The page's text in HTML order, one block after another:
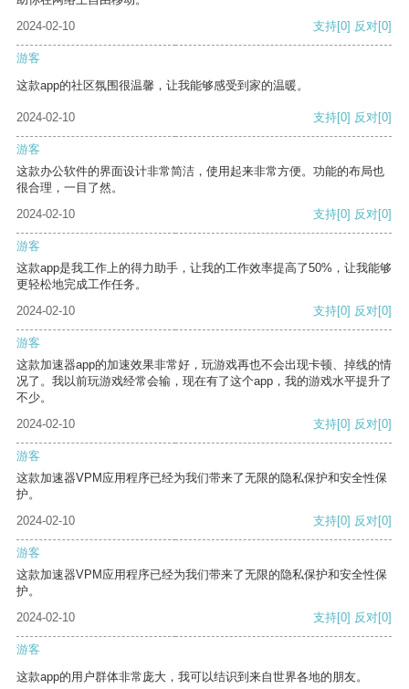
2024-02-10
支持[0] 反对[0]
游客
这款app的社区氛围很温馨，让我能够感受到家的温暖。
2024-02-10 支持[0] 反对[0]
游客
这款办公软件的界面设计非常简洁，使用起来非常方便。功能的布局也
很合理，一目了然。
2024-02-10
支持[0] 反对[0]
游客
这款app是我工作上的得力助手，让我的工作效率提高了50%，让我能够
更轻松地完成工作任务。
2024-02-10
支持[0] 反对[0]
游客
这款加速器app的加速效果非常好，玩游戏再也不会出现卡顿、掉线的情
况了。我以前玩游戏经常会输，现在有了这个app，我的游戏水平提升了
不少。
2024-02-10
支持[0] 反对[0]
游客
这款加速器VPM应用程序已经为我们带来了无限的隐私保护和安全性保
护。
2024-02-10
支持[0] 反对[0]
游客
这款加速器VPM应用程序已经为我们带来了无限的隐私保护和安全性保
护。
2024-02-10
支持[0] 反对[0]
游客
这款app的用户群体非常庞大，我可以结识到来自世界各地的朋友。